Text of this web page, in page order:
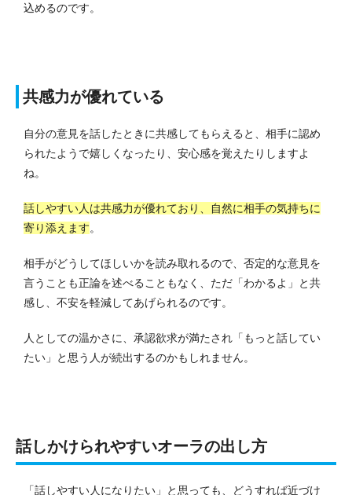
込めるのです。
共感力が優れている
自分の意見を話したときに共感してもらえると、相手に認め
られたようで嬉しくなったり、安心感を覚えたりしますよ
ね。
話しやすい人は共感力が優れており、自然に相手の気持ちに
寄り添えます。
相手がどうしてほしいかを読み取れるので、否定的な意見を
言うことも正論を述べることもなく、ただ「わかるよ」と共
感し、不安を軽減してあげられるのです。
人としての温かさに、承認欲求が満たされ「もっと話してい
たい」と思う人が続出するのかもしれません。
話しかけられやすいオーラの出し方
「話しやすい人になりたい」と思っても、どうすれば近づけ